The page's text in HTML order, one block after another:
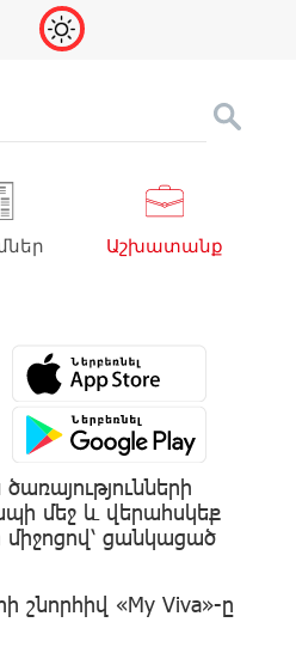
Աշխատանք
մեջ և վերահսկեք
միջոցով՝ ցանկացած
շնորհիվ «My Viva»-ը